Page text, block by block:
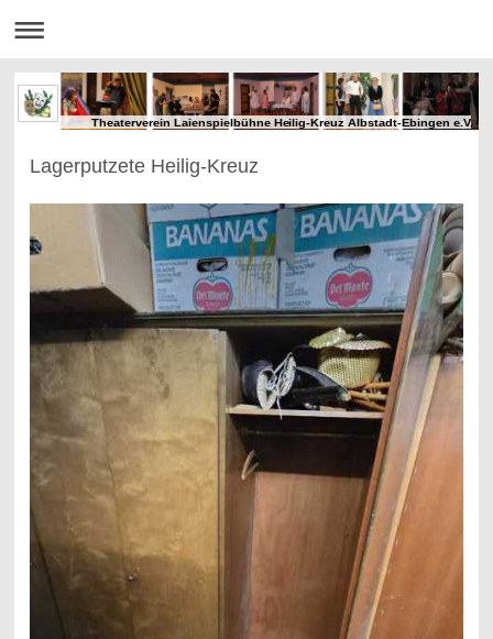
Theaterverein Laienspielbühne Heilig-Kreuz Albstadt-Ebingen e.V.
Lagerputzete Heilig-Kreuz